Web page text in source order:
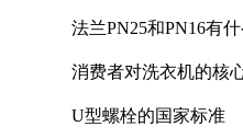
法兰PN25和PN16有什
消费者对洗衣机的核
U型螺栓的国家标准